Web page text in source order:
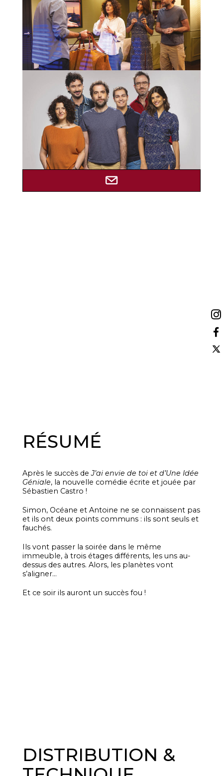
RÉSUMÉ
Après le succès deJ’ai envie de toi et d’Une Idée
Géniale, la nouvelle comédie écrite et jouée par
Sébastien Castro !
Simon, Océane et Antoine ne se connaissent pas
et ils ont deux points communs : ils sont seuls et
fauchés.
Ils vont passer la soirée dans le même
immeuble, à trois étages différents, les uns au-
dessus des autres. Alors, les planètes vont
s’aligner…
Et ce soir ils auront un succès fou !
DISTRIBUTION &